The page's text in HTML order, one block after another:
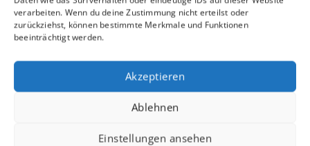
verarbeiten. Wenn du deine Zustimmung nicht erteilst oder
zurückziehst, können bestimmte Merkmale und Funktionen
beeinträchtigt werden.
Akzeptieren
Ablehnen
Einstellungen ansehen
16.04. in der Kaffeerösterei Rudolph Metzingen
Interview mit Sandra